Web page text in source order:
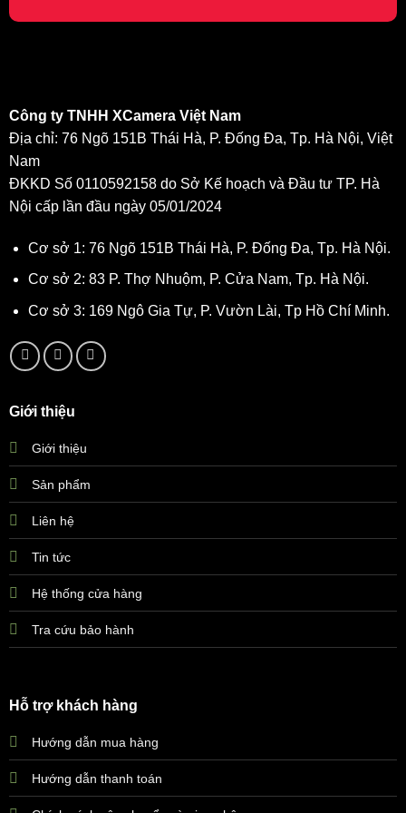
Công ty TNHH XCamera Việt Nam
Địa chỉ: 76 Ngõ 151B Thái Hà, P. Đống Đa, Tp. Hà Nội, Việt
Nam
ĐKKD Số 0110592158 do Sở Kế hoạch và Đầu tư TP. Hà
Nội cấp lần đầu ngày 05/01/2024
Cơ sở 1: 76 Ngõ 151B Thái Hà, P. Đống Đa, Tp. Hà Nội.
Cơ sở 2: 83 P. Thợ Nhuộm, P. Cửa Nam, Tp. Hà Nội.
Cơ sở 3: 169 Ngô Gia Tự, P. Vườn Lài, Tp Hồ Chí Minh.
Giới thiệu
Giới thiệu
Sản phẩm
Liên hệ
Tin tức
Hệ thống cửa hàng
Tra cứu bảo hành
Hỗ trợ khách hàng
Hướng dẫn mua hàng
Hướng dẫn thanh toán